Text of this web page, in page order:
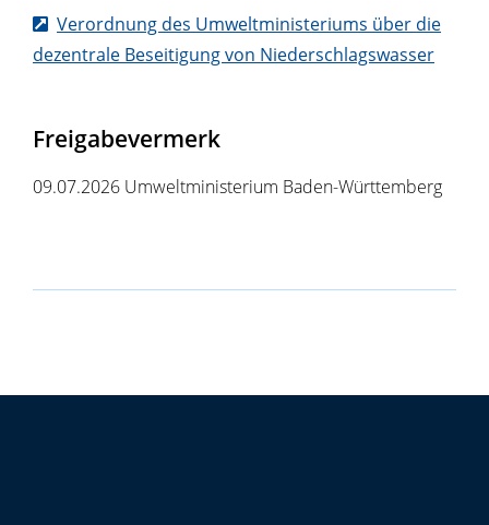
Verordnung des Umweltministeriums über die
dezentrale Beseitigung von Niederschlagswasser
Freigabevermerk
09.07.2026 Umweltministerium Baden-Württemberg